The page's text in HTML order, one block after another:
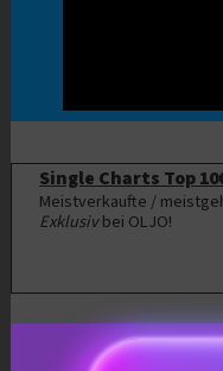
Single Charts Top
Meistverkaufte /
Exklusivbei OLJO!